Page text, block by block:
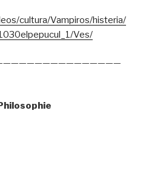
cultura/Vampiros/histeria/
Ves/